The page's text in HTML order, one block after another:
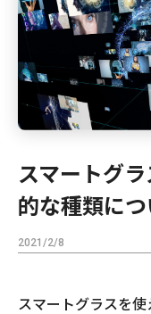
スマートグ
的な種類につ
2021/2/8
スマートグラスを